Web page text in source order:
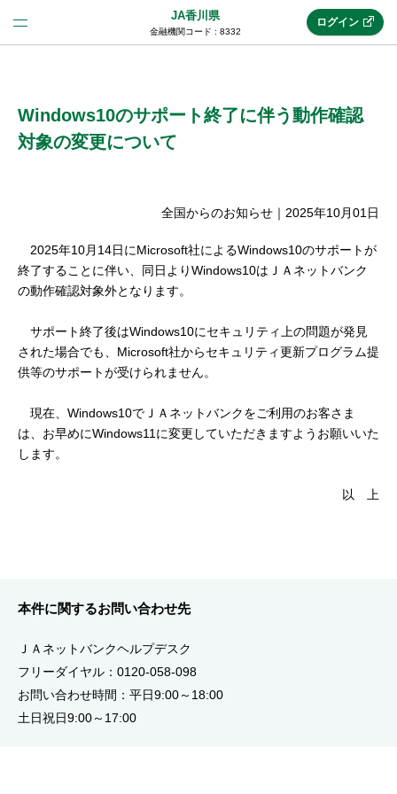
JA香川県
金融機関コード : 8332
(法人JAネットバンク)
メリット
機能・サービス
セキュリティ
ログイン
Windows10のサポート終了に伴う動作確認
対象の変更について
全国からのお知らせ ｜ 2025年10月01日
2025年10月14日にMicrosoft社によるWindows10のサポートが
終了することに伴い、同日よりWindows10はＪＡネットバンク
の動作確認対象外となります。
サポート終了後はWindows10にセキュリティ上の問題が発見
された場合でも、Microsoft社からセキュリティ更新プログラム提
供等のサポートが受けられません。
現在、Windows10でＪＡネットバンクをご利用のお客さま
は、お早めにWindows11に変更していただきますようお願いいた
します。
以 上
本件に関するお問い合わせ先
ＪＡネットバンクヘルプデスク
フリーダイヤル：0120-058-098
お問い合わせ時間：平日9:00～18:00
土日祝日9:00～17:00